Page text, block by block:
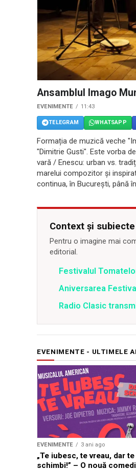
Ansamblul Imago
EVENIMENTE 11:43
TELEGRAM WHATSAPP
Formația de muzică veche
"Dimitrie Gusti". Este vorba
vară / Enescu: urban vs.
marelui compozitor și
continua, în Bucureşti, până
Context și
Pentru o imagine mai
editorial.
Festivalul
Aniversarea
Radio Clasic
EVENIMENTE - ULTIMELE
EVENIMENTE 3 ani ago
„Te iubesc, te vreau, dar te
schimbi!” – O nouă